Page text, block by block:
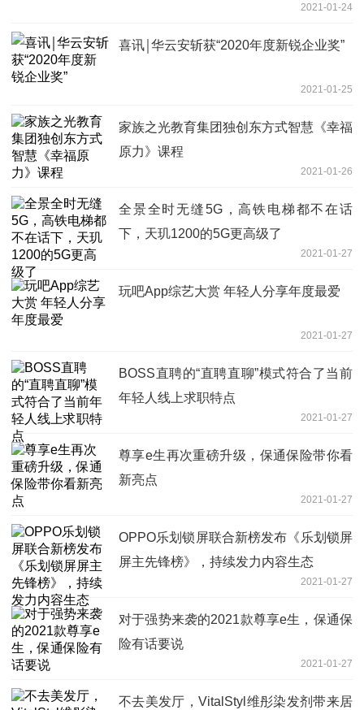
2021-01-24
喜讯￨华云安斩获“2020年度新锐企业奖”
2021-01-25
家族之光教育集团独创东方式智慧《幸福
原力》课程
2021-01-26
全景全时无缝5G，高铁电梯都不在话
下，天玑1200的5G更高级了
2021-01-27
玩吧App综艺大赏 年轻人分享年度最爱
2021-01-27
BOSS直聘的“直聘直聊”模式符合了当前
年轻人线上求职特点
2021-01-27
尊享e生再次重磅升级，保通保险带你看
新亮点
2021-01-27
OPPO乐划锁屏联合新榜发布《乐划锁屏
屏主先锋榜》，持续发力内容生态
2021-01-27
对于强势来袭的2021款尊享e生，保通保
险有话要说
2021-01-27
不去美发厅，VitalStyl维彤染发剂带来居